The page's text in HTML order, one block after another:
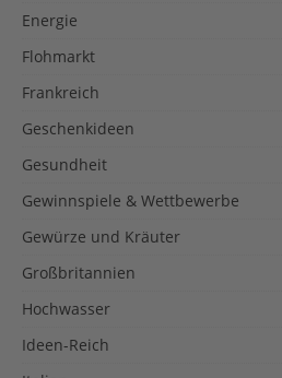
Energie
Flohmarkt
Frankreich
Geschenkideen
Gesundheit
Gewinnspiele & Wettbewerbe
Gewürze und Kräuter
Großbritannien
Hochwasser
Ideen-Reich